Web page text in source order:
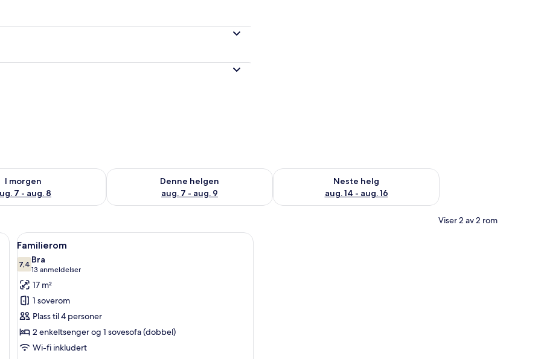
I morgen
7 - aug. 8
for i morgen, aug. 7 - aug. 8
Denne helgen
aug. 7 - aug. 9
Sjekk tilgjengelighet for denne helgen, aug. 7 - aug. 9
Neste helg
aug. 14 - aug. 16
Sjekk tilgjengelighet for neste helg, aug. 14 - aug. 16
Viser 2 av 2 rom
| Skrivebord, lydisolert, wi-fi (inkludert) og sengetøy
Åpne
alle
bildene
av
Familierom
Skrivebord, lydisolert, wi-fi (inkludert) og sengetøy
7
Familierom
7,47,4 av 10
Bra
13 anmeldelser
(13
anmeldelser)
17 m²
1 soverom
Plass til 4 personer
2 enkeltsenger og 1 sovesofa (dobbel)
Wi-fi inkludert